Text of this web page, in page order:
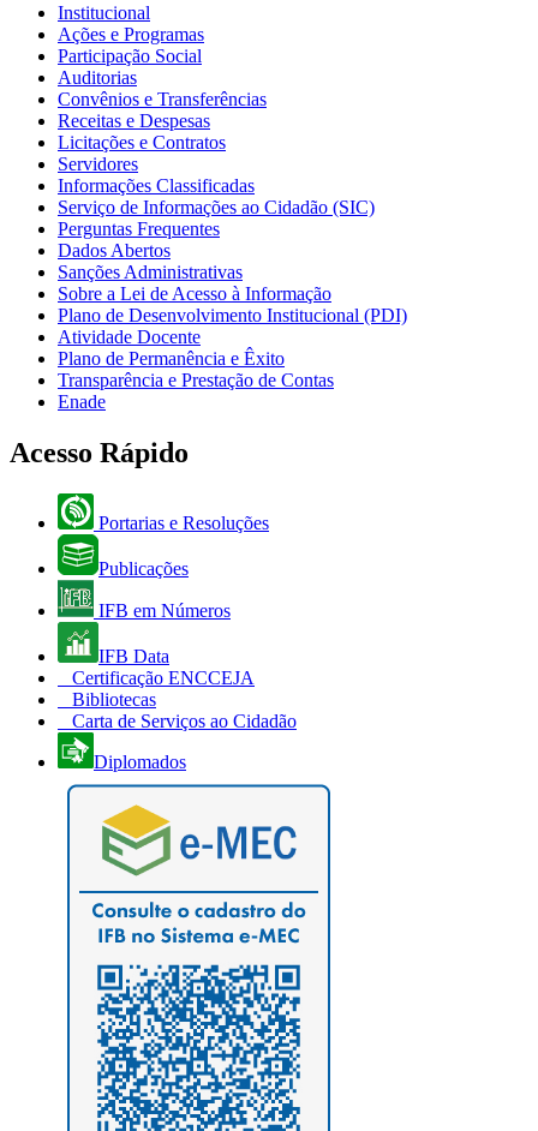
Institucional
Ações e Programas
Participação Social
Auditorias
Convênios e Transferências
Receitas e Despesas
Licitações e Contratos
Servidores
Informações Classificadas
Serviço de Informações ao Cidadão (SIC)
Perguntas Frequentes
Dados Abertos
Sanções Administrativas
Sobre a Lei de Acesso à Informação
Plano de Desenvolvimento Institucional (PDI)
Atividade Docente
Plano de Permanência e Êxito
Transparência e Prestação de Contas
Enade
Acesso Rápido
Portarias e Resoluções
Publicações
IFB em Números
IFB Data
Certificação ENCCEJA
Bibliotecas
Carta de Serviços ao Cidadão
Diplomados